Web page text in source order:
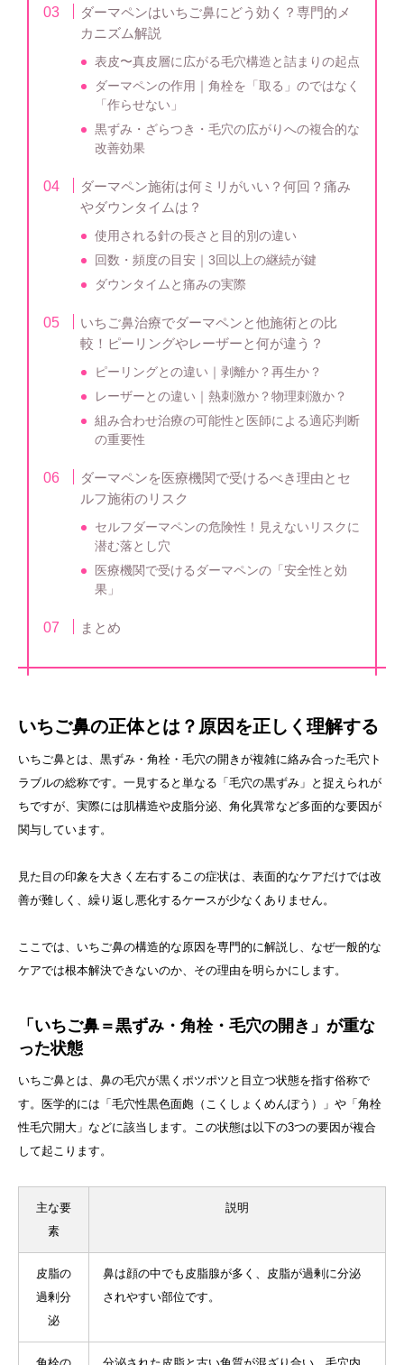
ダーマペンはいちご鼻にどう効く？専門的メ
カニズム解説
表皮〜真皮層に広がる毛穴構造と詰まりの起点
ダーマペンの作用｜角栓を「取る」のではなく
「作らせない」
黒ずみ・ざらつき・毛穴の広がりへの複合的な
改善効果
ダーマペン施術は何ミリがいい？何回？痛み
やダウンタイムは？
使用される針の長さと目的別の違い
回数・頻度の目安｜3回以上の継続が鍵
ダウンタイムと痛みの実際
いちご鼻治療でダーマペンと他施術との比
較！ピーリングやレーザーと何が違う？
ピーリングとの違い｜剥離か？再生か？
レーザーとの違い｜熱刺激か？物理刺激か？
組み合わせ治療の可能性と医師による適応判断
の重要性
ダーマペンを医療機関で受けるべき理由とセ
ルフ施術のリスク
セルフダーマペンの危険性！見えないリスクに
潜む落とし穴
医療機関で受けるダーマペンの「安全性と効
果」
まとめ
いちご鼻の正体とは？原因を正しく理解する
いちご鼻とは、黒ずみ・角栓・毛穴の開きが複雑に絡み合った毛穴ト
ラブルの総称です。一見すると単なる「毛穴の黒ずみ」と捉えられが
ちですが、実際には肌構造や皮脂分泌、角化異常など多面的な要因が
関与しています。
見た目の印象を大きく左右するこの症状は、表面的なケアだけでは改
善が難しく、繰り返し悪化するケースが少なくありません。
ここでは、いちご鼻の構造的な原因を専門的に解説し、なぜ一般的な
ケアでは根本解決できないのか、その理由を明らかにします。
「いちご鼻＝黒ずみ・角栓・毛穴の開き」が重な
った状態
いちご鼻とは、鼻の毛穴が黒くポツポツと目立つ状態を指す俗称で
す。医学的には「毛穴性黒色面皰（こくしょくめんぽう）」や「角栓
性毛穴開大」などに該当します。この状態は以下の3つの要因が複合
して起こります。
主な要
素
説明
皮脂の
過剰分
泌
鼻は顔の中でも皮脂腺が多く、皮脂が過剰に分泌
されやすい部位です。